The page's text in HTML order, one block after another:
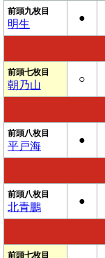
前頭九枚目
明生
●
前頭七枚目
朝乃山
○
前頭八枚目
平戸海
●
前頭八枚目
北青鵬
●
前頭七枚目